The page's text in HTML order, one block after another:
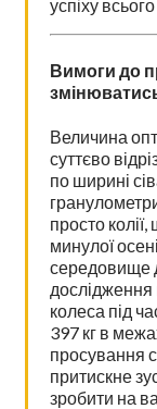
успіху
Вимоги до
Величина
суттєво
по ширині
просто
минулої
середовище
колеса під
397 кг в
просування
притискне
зробити на